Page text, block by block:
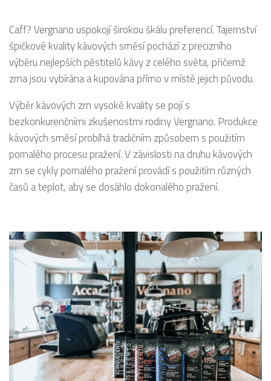
Caff? Vergnano uspokojí širokou škálu preferencí. Tajemství
špičkové kvality kávových směsí pochází z precizního
výběru nejlepších pěstitelů kávy z celého světa, přičemž
zrna jsou vybírána a kupována přímo v místě jejich původu.
Výběr kávových zrn vysoké kvality se pojí s
bezkonkurenčními zkušenostmi rodiny Vergnano. Produkce
kávových směsí probíhá tradičním způsobem s použitím
pomalého procesu pražení. V závislosti na druhu kávových
zrn se cykly pomalého pražení provádí s použitím různých
časů a teplot, aby se dosáhlo dokonalého pražení.